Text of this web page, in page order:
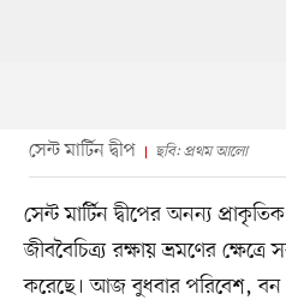
সেন্ট মার্টিন দ্বীপ ছবি: প্রথম আলো
সেন্ট মার্টিন দ্বীপের অনন্য
জীববৈচিত্র্য রক্ষায় ভ্রমণের
করেছে। আজ বুধবার পরিবেশ, বন